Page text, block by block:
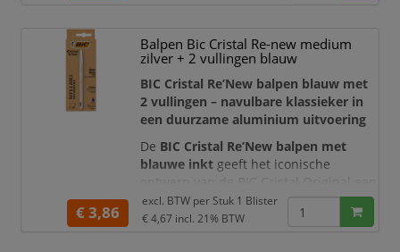
nodig te hebben.
De BIC 4 Colours Pro heeft een volledig
zwarte romp voor een professionele
uitstraling en i
Balpen Bic Cristal Re-new medium
zilver + 2 vullingen blauw
BIC Cristal Re’New balpen blauw met
2 vullingen – navulbare klassieker in
een duurzame aluminium uitvoering
De BIC Cristal Re’New balpen met
blauwe inkt geeft het iconische
ontwerp van de BIC Cristal Original een
moderne en hoogwaardige uitstraling.
De bekende zeshoekige vorm is
€ 3,86
excl. BTW per Stuk 1 Blister
€ 4,67 incl. 21% BTW